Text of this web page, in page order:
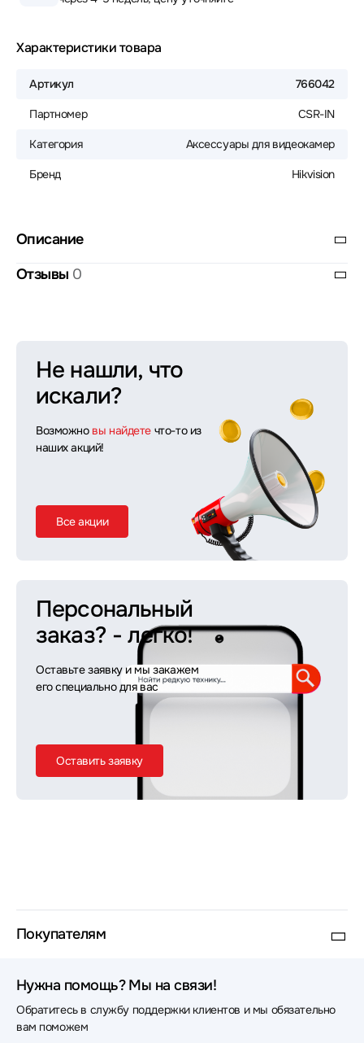
Характеристики товара
Артикул 766042
Партномер CSR-IN
Категория Аксессуары для видеокамер
Бренд Hikvision
Описание
Отзывы 0
Не нашли, что
искали?
Возможно вы найдете что-то из
наших акций!
Все акции
Персональный
заказ? - легко!
Оставьте заявку и мы закажем
его специально для вас
Оставить заявку
Покупателям
Нужна помощь? Мы на связи!
Обратитесь в службу поддержки клиентов и мы обязательно
вам поможем